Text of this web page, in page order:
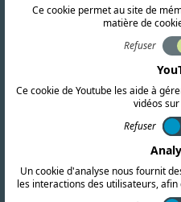
Ouvrir
dans une
dans
Ce cookie permet au site de
matière de
Refuser
Ce cookie de Youtube les aide à
vidéos
Refuser
Un cookie d'analyse nous fournit
les interactions des utilisateurs,